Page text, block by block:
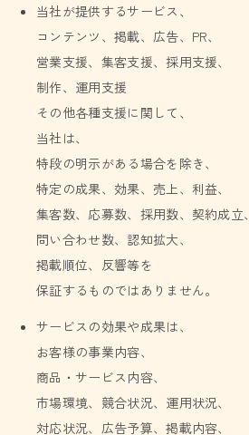
当社が提供するサービス、
コンテンツ、掲載、広告、PR、
営業支援、集客支援、採用支援、
制作、運用支援
その他各種支援に関して、
当社は、
特段の明示がある場合を除き、
特定の成果、効果、売上、利益、
集客数、応募数、採用数、契約成立、
問い合わせ数、認知拡大、
掲載順位、反響等を
保証するものではありません。
サービスの効果や成果は、
お客様の事業内容、
商品・サービス内容、
市場環境、競合状況、運用状況、
対応状況、広告予算、掲載内容、